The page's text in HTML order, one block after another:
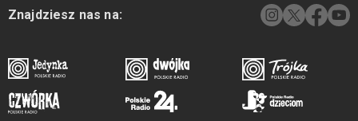
Znajdziesz nas na: